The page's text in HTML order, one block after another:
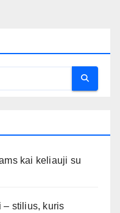
kai keliauji su
– stilius, kuris